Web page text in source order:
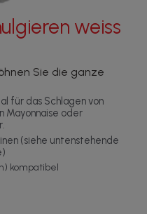
weiss
Sie die ganze
für das Schlagen von
Mayonnaise oder
(siehe untenstehende
kompatibel